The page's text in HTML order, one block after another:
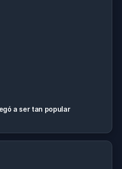
a ser tan popular